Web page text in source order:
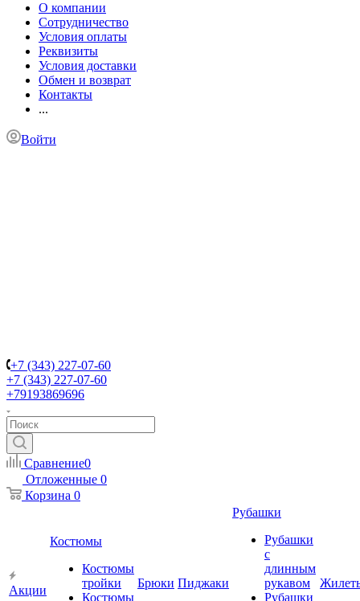
О компании
Сотрудничество
Условия оплаты
Реквизиты
Условия доставки
Обмен и возврат
Контакты
...
Войти
+7 (343) 227-07-60
+7 (343) 227-07-60
+79193869696
Сравнение0
Отложенные 0
Корзина 0
Акции
Костюмы
Костюмы
тройки
Костюмы
Брюки Пиджаки
Рубашки
Рубашки
с
длинным
рукавом
Рубашки